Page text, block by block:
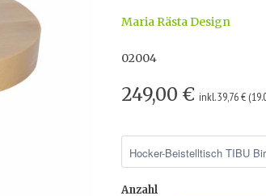
Maria Rästa Design
02004
249,00 € inkl. 39,76 €
Anzahl